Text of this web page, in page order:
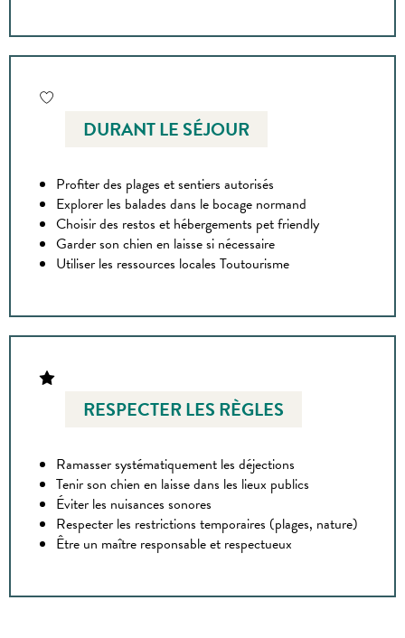
DURANT LE SÉJOUR
Profiter des plages et sentiers autorisés
Explorer les balades dans le bocage normand
Choisir des restos et hébergements pet friendly
Garder son chien en laisse si nécessaire
Utiliser les ressources locales Toutourisme
RESPECTER LES RÈGLES
Ramasser systématiquement les déjections
Tenir son chien en laisse dans les lieux publics
Éviter les nuisances sonores
Respecter les restrictions temporaires (plages, nature)
Être un maître responsable et respectueux